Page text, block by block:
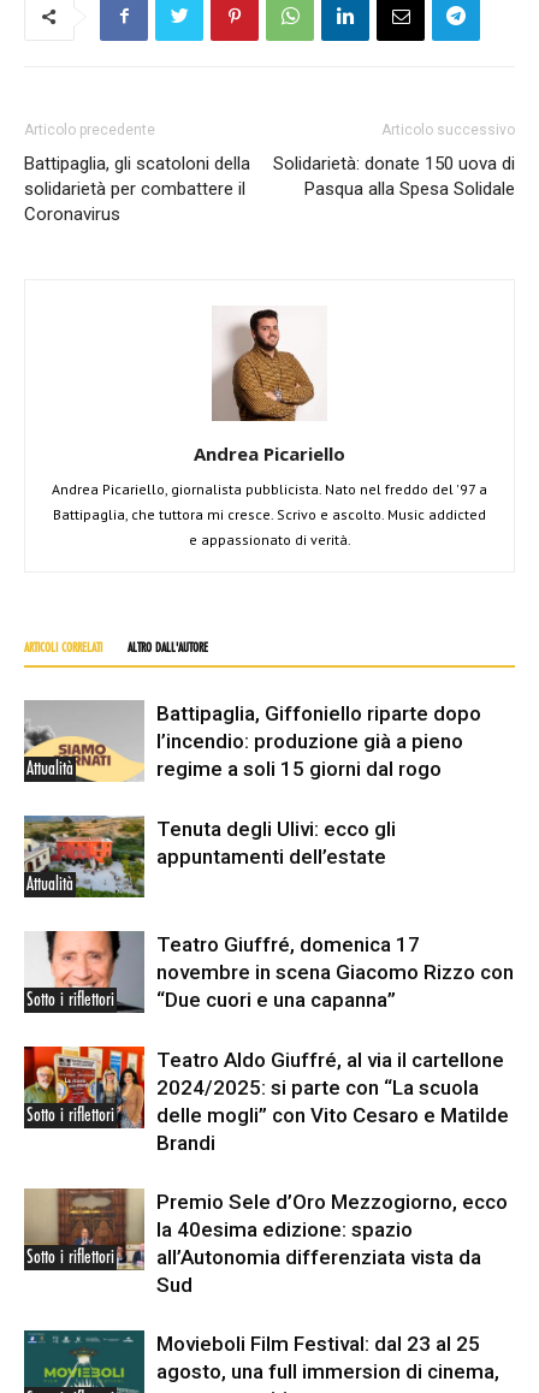
Articolo precedente
Battipaglia, gli scatoloni della
solidarietà per combattere il
Coronavirus
Articolo successivo
Solidarietà: donate 150 uova di
Pasqua alla Spesa Solidale
Andrea Picariello
Andrea Picariello, giornalista pubblicista. Nato nel freddo del '97 a
Battipaglia, che tuttora mi cresce. Scrivo e ascolto. Music addicted
e appassionato di verità.
ARTICOLI CORRELATI ALTRO DALL'AUTORE
Attualità
Battipaglia, Giffoniello riparte dopo
l’incendio: produzione già a pieno
regime a soli 15 giorni dal rogo
Attualità
Tenuta degli Ulivi: ecco gli
appuntamenti dell’estate
Sotto i riflettori
Teatro Giuffré, domenica 17
novembre in scena Giacomo Rizzo con
“Due cuori e una capanna”
Sotto i riflettori
Teatro Aldo Giuffré, al via il cartellone
2024/2025: si parte con “La scuola
delle mogli” con Vito Cesaro e Matilde
Brandi
Sotto i riflettori
Premio Sele d’Oro Mezzogiorno, ecco
la 40esima edizione: spazio
all’Autonomia differenziata vista da
Sud
Movieboli Film Festival: dal 23 al 25
agosto, una full immersion di cinema,